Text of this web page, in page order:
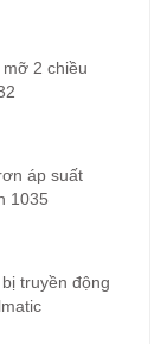
2 chiều
áp suất
1035
truyền động